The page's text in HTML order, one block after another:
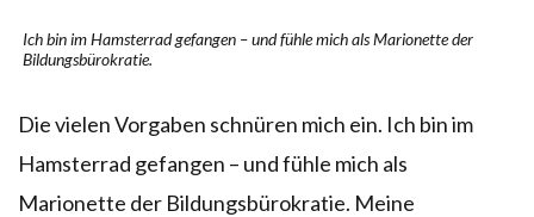
Ich bin im Hamsterrad gefangen – und fühle mich als Marionette der
Bildungsbürokratie.
Die vielen Vorgaben schnüren mich ein. Ich bin im
Hamsterrad gefangen – und fühle mich als
Marionette der Bildungsbürokratie. Meine